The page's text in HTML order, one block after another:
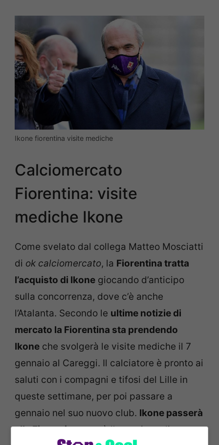
Ikone fiorentina visite mediche
Calciomercato
Fiorentina: visite
mediche Ikone
Come svelato dal collega Matteo Mosciatti
di ok calciomercato, la Fiorentina tratta
l’acquisto di Ikone giocando d’anticipo
sulla concorrenza, dove c’è anche
l’Atalanta. Secondo le ultime notizie di
mercato la Fiorentina sta prendendo
Ikone che svolgerà le visite mediche il 7
gennaio al Careggi. Il calciatore è pronto ai
saluti con i compagni e tifosi del Lille in
queste settimane, per poi passare a
gennaio nel suo nuovo club. Ikone passerà
alla Fiorentinae avrà l’occasione di